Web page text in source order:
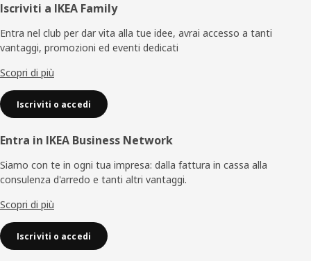
Piè
di
pagina
Iscriviti a IKEA Family
Entra nel club per dar vita alla tue idee, avrai accesso a tanti
vantaggi, promozioni ed eventi dedicati
Scopri di più
Iscriviti o accedi
Entra in IKEA Business Network
Siamo con te in ogni tua impresa: dalla fattura in cassa alla
consulenza d'arredo e tanti altri vantaggi.
Scopri di più
Iscriviti o accedi